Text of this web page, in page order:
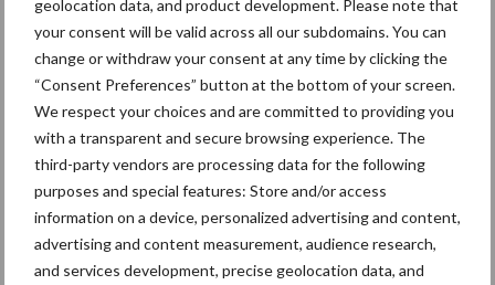
geolocation data, and product development. Please note that
your consent will be valid across all our subdomains. You can
change or withdraw your consent at any time by clicking the
“Consent Preferences” button at the bottom of your screen.
We respect your choices and are committed to providing you
with a transparent and secure browsing experience. The
third-party vendors are processing data for the following
purposes and special features: Store and/or access
information on a device, personalized advertising and content,
advertising and content measurement, audience research,
and services development, precise geolocation data, and
toegevoegd.
Uierontstekingen zijn voor een groot deel te voorkomen door het
nemen van de juiste managementmaatregelen. Vaccinatie tegen
mastitis met Startvac® en UBAC® verminderen het aantal
mastitis gevallen veroorzaakt door Staphylococcus aureusen
Streptococcus uberis
met ongeveer 50%, en verminderen de
een effectieve maatregel voor bedrijven die iets willen
verbeteren aan hun uiergezondheid!